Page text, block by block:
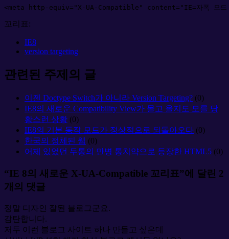
<meta http-equiv= "X-UA-Compatible " content= " IE=자폭 모
꼬리표:
IE8
version targeting
관련된 주제의 글
이젠 Doctype Switch가 아니라 Version Targeting? (0)
IE8의 새로운 Compatibility View가 몰고 올지도 모를 당
황스런 상황 (0)
IE8의 기본 동작 모드가 정상적으로 되돌아오다 (0)
한국의 정체된 웹 (0)
어제 있었던 두통의 만병 통치약으로 등장한 HTML5 (0)
“IE 8의 새로운 X-UA-Compatible 꼬리표”에 달린 2
개의 댓글
정말 디자인 잘된 블로그군요.
감탄합니다.
저두 이런 블로그 사이트 하나 만들고 싶은데